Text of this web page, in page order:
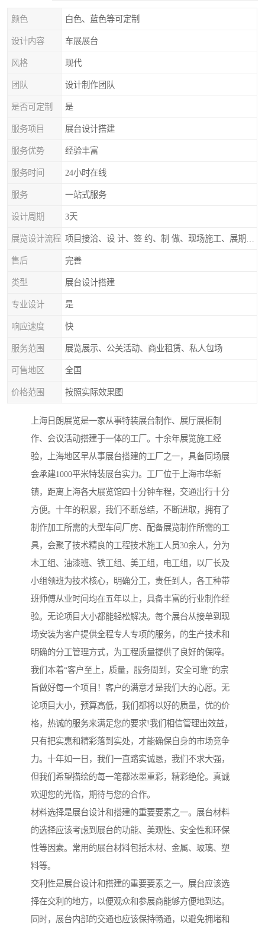
颜色 白色、蓝色等可定制
设计内容 车展展台
风格 现代
团队 设计制作团队
是否可定制 是
服务项目 展台设计搭建
服务优势 经验丰富
服务时间 24小时在线
服务 一站式服务
设计周期 3天
展览设计流程
售后 完善
类型 展台设计搭建
专业设计 是
响应速度 快
服务范围 展览展示、公关活动、商业租赁、私人包场
可售地区 全国
价格范围 按照实际效果图
上海日朗展览是一家从事特装展台制作、展厅展柜制
作、会议活动搭建于一体的工厂。十余年展览施工经
验，上海地区早从事展台搭建的工厂之一，具备同场展
会承建1000平米特装展台实力。工厂位于上海市华新
镇，距离上海各大展览馆四十分钟车程，交通出行十分
方便。十年的积累，我们不断总结，不断进取，拥有了
制作加工所需的大型车间厂房、配备展览制作所需的工
具，会聚了技术精良的工程技术施工人员30余人，分为
木工组、油漆班、铁工组、美工组，电工组，以厂长及
小组领班为技术核心，明确分工，责任到人，各工种带
班师傅从业时间均在五年以上，具备丰富的行业制作经
验。无论项目大小都能轻松解决。每个展台从接单到现
场安装为客户提供全程专人专项的服务，的生产技术和
明确的分工管理方式，为工程质量提供了良好的保障。
我们本着“客户至上，质量，服务周到，安全可靠”的宗
旨做好每一个项目！客户的满意才是我们大的心愿。无
论项目大小，预算高低，我们都将以好的质量，优的价
格，热诚的服务来满足您的要求!我们相信管理出效益，
只有把实惠和精彩落到实处，才能确保自身的市场竞争
力。十年如一日，我们一直踏实诚恳，我们不求大强，
但我们希望描绘的每一笔都浓墨重彩，精彩绝伦。真诚
欢迎您的光临，期待与您的合作。
材料选择是展台设计和搭建的重要要素之一。展台材料
的选择应该考虑到展台的功能、美观性、安全性和环保
性等因素。常用的展台材料包括木材、金属、玻璃、塑
料等。
交利性是展台设计和搭建的重要要素之一。展台应该选
择在交利的地方，以便观众和参展商能够方便地到达。
同时，展台内部的交通也应该保持畅通，以避免拥堵和